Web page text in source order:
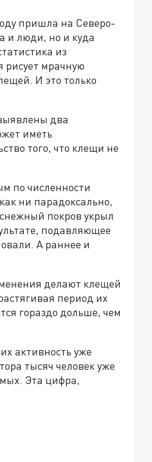
пришла на Северо-
и люди, но и куда
из
рисует мрачную
И это только
два
иметь
того, что клещи не
по численности
ни парадоксально,
покров укрыл
подавляющее
А раннее и
делают клещей
период их
гораздо дольше, чем
активность уже
тысяч человек уже
Эта цифра,